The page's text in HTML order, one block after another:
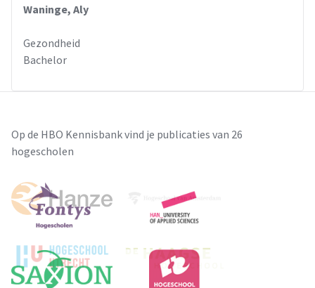
Waninge, Aly
Gezondheid
Bachelor
Op de HBO Kennisbank vind je publicaties van 26
hogescholen